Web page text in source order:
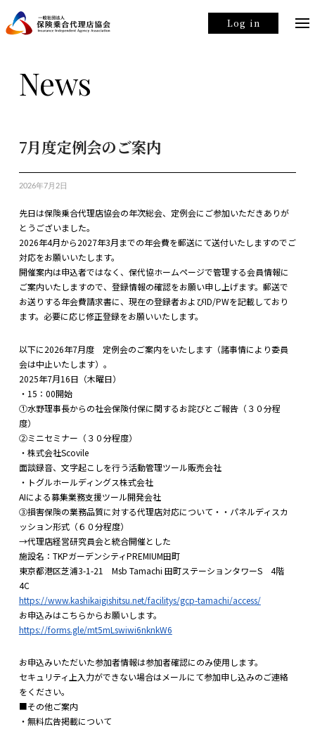
Log in
News
7月度定例会のご案内
2026年7月2日
先日は保険乗合代理店協会の年次総会、定例会にご参加いただきありが
とうございました。
2026年4月から2027年3月までの年会費を郵送にて送付いたしますのでご
対応をお願いいたします。
開催案内は申込者ではなく、保代協ホームページで管理する会員情報に
ご案内いたしますので、登録情報の確認をお願い申し上げます。郵送で
お送りする年会費請求書に、現在の登録者およびID/PWを記載しており
ます。必要に応じ修正登録をお願いいたします。
以下に2026年7月度 定例会のご案内をいたします（諸事情により委員
会は中止いたします）。
2025年7月16日（木曜日）
・15：00開始
①水野理事長からの社会保険付保に関するお詫びとご報告（３０分程
度）
②ミニセミナー（３０分程度）
・株式会社Scovile
面談録音、文字起こしを行う活動管理ツール販売会社
・トグルホールディングス株式会社
AIによる募集業務支援ツール開発会社
③損害保険の業務品質に対する代理店対応について・・パネルディスカ
ッション形式（６０分程度）
→代理店経営研究員会と統合開催とした
施設名：TKPガーデンシティPREMIUM田町
東京都港区芝浦3-1-21 Msb Tamachi 田町ステーションタワーS 4階
4C
https://www.kashikaigishitsu.net/facilitys/gcp-tamachi/access/
お申込みはこちらからお願いします。
https://forms.gle/mt5mLswiwi6nknkW6
お申込みいただいた参加者情報は参加者確認にのみ使用します。
セキュリティ上入力ができない場合はメールにて参加申し込みのご連絡
をください。
■その他ご案内
・無料広告掲載について